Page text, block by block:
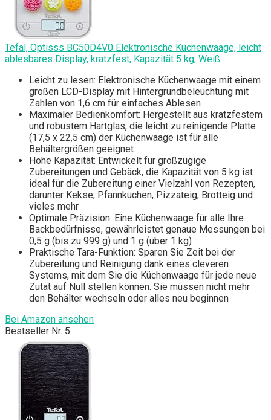
Tefal, Optisss BC50D4V0 Elektronische Küchenwaage, leicht
ablesbares Display, kratzfest, Kapazität 5 kg, Weiß
Leicht zu lesen: Elektronische Küchenwaage mit einem
großen LCD-Display mit Hintergrundbeleuchtung mit
Zahlen von 1,6 cm für einfaches Ablesen
Maximaler Bedienkomfort: Hergestellt aus kratzfestem
und robustem Hartglas, die leicht zu reinigende Platte
(17,5 x 22,5 cm) der Küchenwaage ist für alle
Behältergrößen geeignet
Hohe Kapazität: Entwickelt für großzügige
Zubereitungen und Gebäck, die Kapazität von 5 kg ist
ideal für die Zubereitung einer Vielzahl von Rezepten,
darunter Kekse, Pfannkuchen, Pizzateig, Brotteig und
vieles mehr
Optimale Präzision: Eine Küchenwaage für alle Ihre
Backbedürfnisse, gewährleistet genaue Messungen bei
0,5 g (bis zu 999 g) und 1 g (über 1 kg)
Praktische Tara-Funktion: Sparen Sie Zeit bei der
Zubereitung und Reinigung dank eines cleveren
Systems, mit dem Sie die Küchenwaage für jede neue
Zutat auf Null stellen können. Sie müssen nicht mehr
den Behälter wechseln oder alles neu beginnen
Bei Amazon ansehen
Bestseller Nr. 5